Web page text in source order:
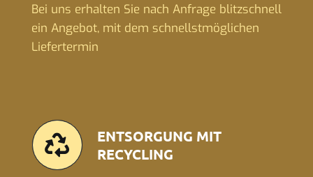
Bei uns erhalten Sie nach Anfrage blitzschnell
ein Angebot, mit dem schnellstmöglichen
Liefertermin
ENTSORGUNG MIT
RECYCLING